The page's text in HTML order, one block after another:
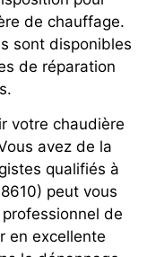
de chauffage.
sont disponibles
de réparation
votre chaudière
avez de la
qualifiés à
peut vous
de
en excellente